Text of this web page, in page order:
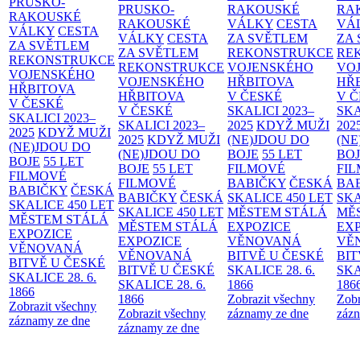
RAKOUSKÉ
VÁLKY CESTA
ZA SVĚTLEM
REKONSTRUKCE
VOJENSKÉHO
HŘBITOVA
V ČESKÉ
SKALICI 2023–
2025 KDYŽ MUŽI
(NE)JDOU DO
BOJE 55 LET
FILMOVÉ
BABIČKY ČESKÁ
SKALICE 450 LET
MĚSTEM STÁLÁ
EXPOZICE
VĚNOVANÁ
BITVĚ U ČESKÉ
SKALICE 28. 6.
1866
Zobrazit všechny
záznamy ze dne
PRUSKO-
RAKOUSKÉ
VÁLKY CESTA
ZA SVĚTLEM
REKONSTRUKCE
VOJENSKÉHO
HŘBITOVA
V ČESKÉ
SKALICI 2023–
2025 KDYŽ MUŽI
(NE)JDOU DO
BOJE 55 LET
FILMOVÉ
BABIČKY ČESKÁ
SKALICE 450 LET
MĚSTEM STÁLÁ
EXPOZICE
VĚNOVANÁ
BITVĚ U ČESKÉ
SKALICE 28. 6.
1866
Zobrazit všechny
záznamy ze dne
RAKOUSKÉ
VÁLKY CESTA
ZA SVĚTLEM
REKONSTRUKCE
VOJENSKÉHO
HŘBITOVA
V ČESKÉ
SKALICI 2023–
2025 KDYŽ MUŽI
(NE)JDOU DO
BOJE 55 LET
FILMOVÉ
BABIČKY ČESKÁ
SKALICE 450 LET
MĚSTEM STÁLÁ
EXPOZICE
VĚNOVANÁ
BITVĚ U ČESKÉ
SKALICE 28. 6.
1866
Zobrazit všechny
záznamy ze dne
ZA
V